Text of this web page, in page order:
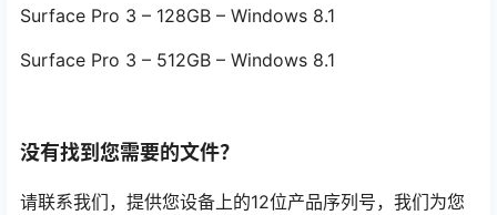
Surface Pro 3 – 128GB – Windows 8.1
Surface Pro 3 – 512GB – Windows 8.1
没有找到您需要的文件？
请联系我们，提供您设备上的12位产品序列号，我们为您